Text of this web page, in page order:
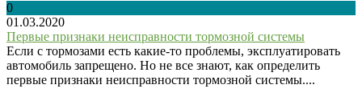
0
01.03.2020
Первые признаки неисправности тормозной системы
Если с тормозами есть какие-то проблемы, эксплуатировать
автомобиль запрещено. Но не все знают, как определить
первые признаки неисправности тормозной системы....